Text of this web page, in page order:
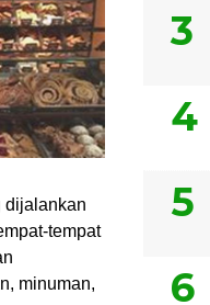
dijalankan
tempat
minuman,